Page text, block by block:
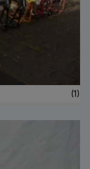
(1)